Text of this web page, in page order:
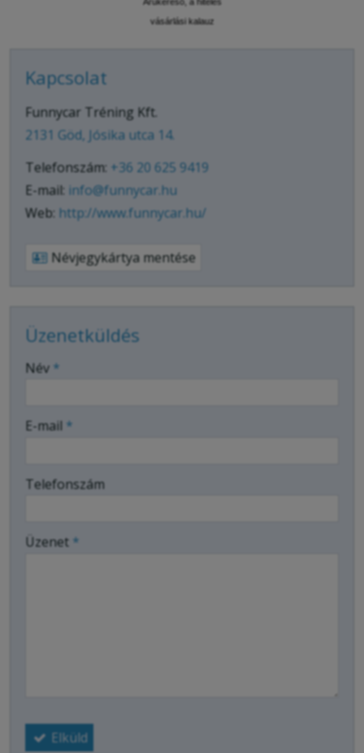
vásárlási kalauz
Kapcsolat
Funnycar Tréning Kft.
2131 Göd, Jósika utca 14.
Telefonszám: +36 20 625 9419
E-mail: info@funnycar.hu
Web: http://www.funnycar.hu/
Névjegykártya mentése
Üzenetküldés
-
-
Név *
E-mail *
Telefonszám
Üzenet *
Elküld